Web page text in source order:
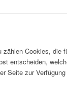
Cookies, die
entscheiden,
Seite zur